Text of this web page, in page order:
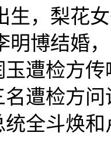
生，梨花
明博结婚
遭检方
遭检方
全斗焕